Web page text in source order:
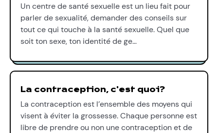
Un centre de santé sexuelle est un lieu fait pour
parler de sexualité, demander des conseils sur
tout ce qui touche à la santé sexuelle. Quel que
soit ton sexe, ton identité de ge…
La contraception, c'est quoi?
La contraception est l’ensemble des moyens qui
visent à éviter la grossesse. Chaque personne est
libre de prendre ou non une contraception et de